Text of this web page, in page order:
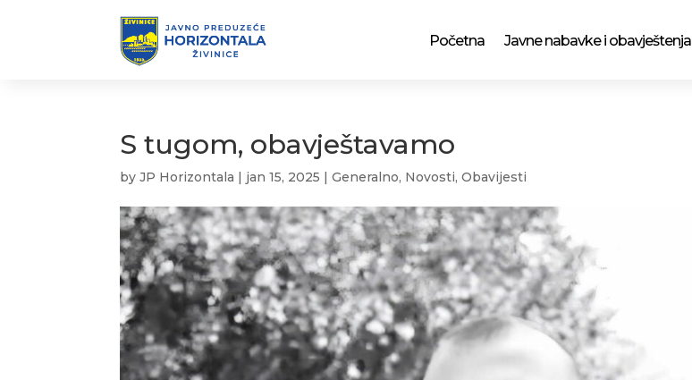
Početna Javne nabavke i obavještenja
S tugom, obavještavamo
byJP Horizontala | jan 15, 2025 |Generalno, Novosti,Obavijesti